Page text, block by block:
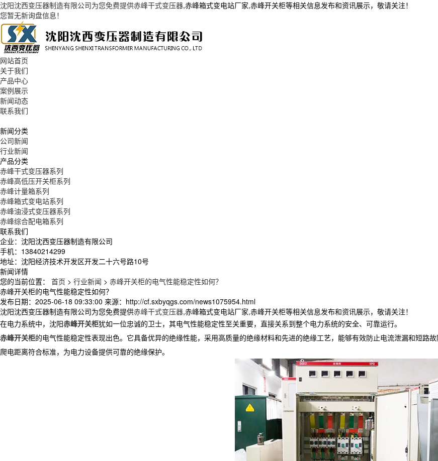
沈阳沈西变压器制造有限公司为您免费提供赤峰干式变压器,赤峰箱式变电站厂家,赤峰开关柜等相关信息发布和资讯展示，敬请关注！
您暂无新询盘信息！
网站首页
关于我们
产品中心
案例展示
新闻动态
联系我们
新闻分类
公司新闻
行业新闻
产品分类
赤峰干式变压器系列
赤峰高低压开关柜系列
赤峰计量箱系列
赤峰箱式变电站系列
赤峰油浸式变压器系列
赤峰综合配电箱系列
联系我们
企业：沈阳沈西变压器制造有限公司
手机：13840214299
地址：沈阳经济技术开发区开发二十六号路10号
新闻详情
您的当前位置： 首页 > 行业新闻 > 赤峰开关柜的电气性能稳定性如何？
赤峰开关柜的电气性能稳定性如何？
发布日期： 2025-06-18 09:33:00 来源： http://cf.sxbyqgs.com/news1075954.html
沈阳沈西变压器制造有限公司为您免费提供赤峰干式变压器,赤峰箱式变电站厂家,赤峰开关柜等相关信息发布和资讯展示，敬请关注！
在电力系统中， 沈阳赤峰开关柜犹如一位忠诚的卫士，其电气性能稳定性至关重要，直接关系到整个电力系统的安全、可靠运行。
赤峰开关柜的电气性能稳定性表现出色。它具备优异的绝缘性能，采用高质量的绝缘材料和先进的绝缘工艺，能够有效防止电流泄漏和短路
爬电距离符合标准，为电力设备提供可靠的绝缘保护。